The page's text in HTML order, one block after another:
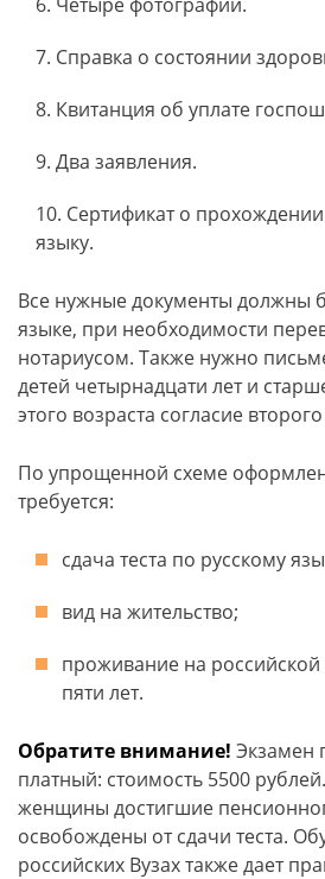
Справка о состоянии
Квитанция об уплате
Два заявления.
Сертификат о прохождении
языку.
Все нужные документы должны
языке, при необходимости
нотариусом. Также нужно
детей четырнадцати лет и
этого возраста согласие
По упрощенной схеме
требуется:
сдача теста по русскому
вид на жительство;
проживание на
пяти лет.
Обратите внимание! Экзамен
платный: стоимость 5500
женщины достигшие
освобождены от сдачи теста.
российских Вузах также дает